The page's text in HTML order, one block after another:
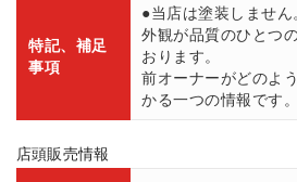
特記、補足
事項
●当店は塗装しません。
外観が品質のひとつ
おります。
前オーナーがどのよ
かる一つの情報です。
店頭販売情報